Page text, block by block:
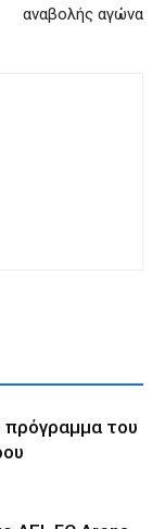
αναβολής αγώνα
πρόγραμμα του